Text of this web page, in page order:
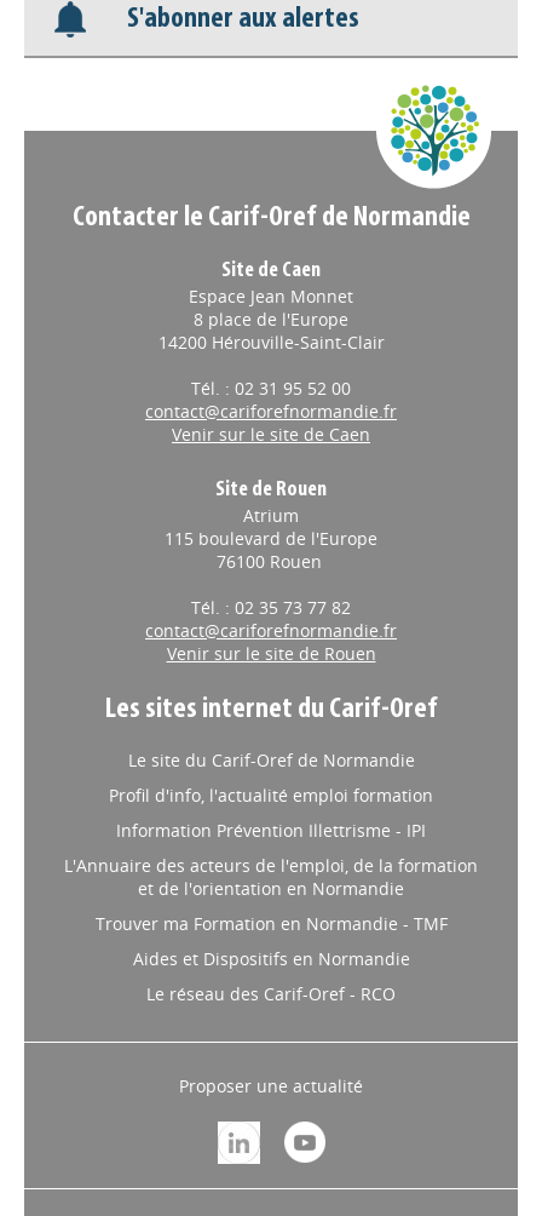
Nos veilles Scoop.it
S'abonner aux alertes
Contacter le Carif-Oref de Normandie
Site de Caen
Espace Jean Monnet
8 place de l'Europe
14200 Hérouville-Saint-Clair
Tél. : 02 31 95 52 00
contact@cariforefnormandie.fr
Venir sur le site de Caen
Site de Rouen
Atrium
115 boulevard de l'Europe
76100 Rouen
Tél. : 02 35 73 77 82
contact@cariforefnormandie.fr
Venir sur le site de Rouen
Les sites internet du Carif-Oref
Le site du Carif-Oref de Normandie
Profil d'info, l'actualité emploi formation
Information Prévention Illettrisme - IPI
L'Annuaire des acteurs de l'emploi, de la formation
et de l'orientation en Normandie
Trouver ma Formation en Normandie - TMF
Aides et Dispositifs en Normandie
Le réseau des Carif-Oref - RCO
Proposer une actualité